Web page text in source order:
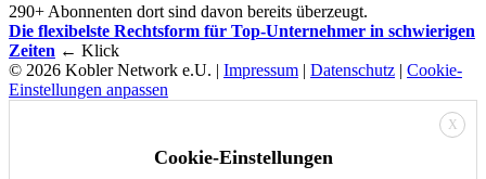
290+ Abonnenten dort sind davon bereits überzeugt.
Die flexibelste Rechtsform für Top-Unternehmer in schwierigen
Zeiten ← Klick
© 2026 Kobler Network e.U. | Impressum | Datenschutz | Cookie-
Einstellungen anpassen
X
Cookie-Einstellungen